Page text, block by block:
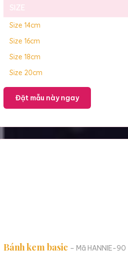
SIZE
Size 14cm
Size 16cm
Size 18cm
Size 20cm
Đặt mẫu này ngay
Bánh kem basic – Mã HANNIE-90